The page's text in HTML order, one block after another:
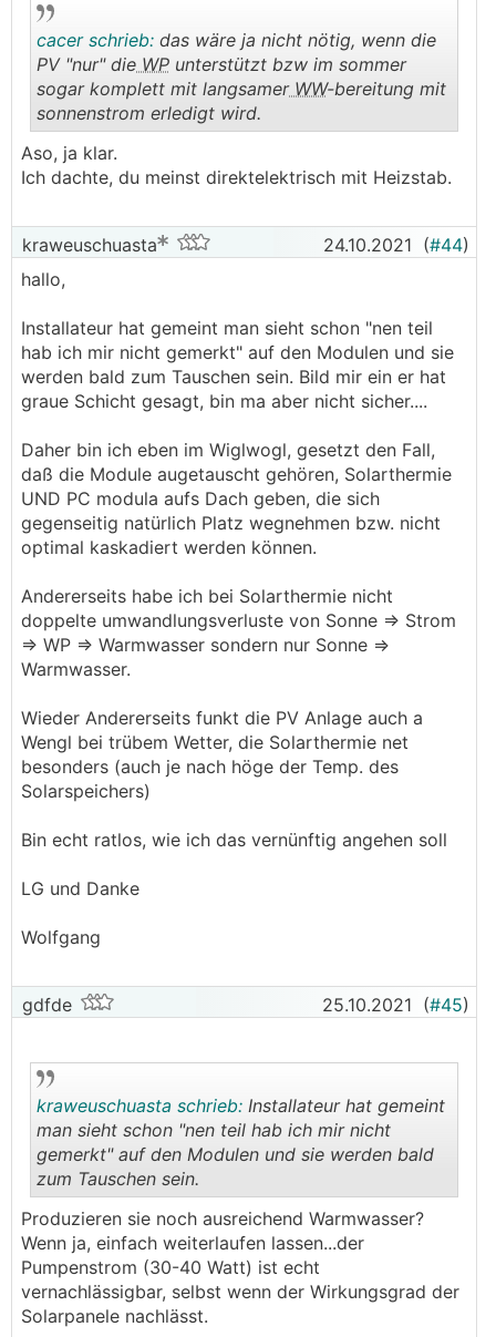
das Weib will zukünftig an Aufstellpool oder
Eingrabpool auch noch haben
Betonhochbeete sollen sich ausgehen
"normale" Bepflanzung muss auch noch möglich sein
(lt. Recherche kein Problem)
geplant ist das Ganze für 2022
Bin für Tips, Erfahrungen, ehrliche Meinungen etc.
dankbar.... und auch für Literaturtips....
Wolfgang
..
cacer schrieb: das wäre ja nicht nötig, wenn die
PV "nur" die WP unterstützt bzw im sommer
sogar komplett mit langsamerWW-bereitung mit
sonnenstrom erledigt wird.
Aso, ja klar.
Ich dachte, du meinst direktelektrisch mit Heizstab.
kraweuschuasta 24.10.2021 (#44)
hallo,
Installateur hat gemeint man sieht schon "nen teil
hab ich mir nicht gemerkt" auf den Modulen und sie
werden bald zum Tauschen sein. Bild mir ein er hat
graue Schicht gesagt, bin ma aber nicht sicher....
Daher bin ich eben im Wiglwogl, gesetzt den Fall,
daß die Module augetauscht gehören, Solarthermie
UND PC modula aufs Dach geben, die sich
gegenseitig natürlich Platz wegnehmen bzw. nicht
optimal kaskadiert werden können.
Andererseits habe ich bei Solarthermie nicht
doppelte umwandlungsverluste von Sonne => Strom
=> WP => Warmwasser sondern nur Sonne =>
Warmwasser.
Wieder Andererseits funkt die PV Anlage auch a
Wengl bei trübem Wetter, die Solarthermie net
besonders (auch je nach höge der Temp. des
Solarspeichers)
Bin echt ratlos, wie ich das vernünftig angehen soll
LG und Danke
Wolfgang
gdfde 25.10.2021 (#45)
..
kraweuschuasta schrieb: Installateur hat gemeint
man sieht schon "nen teil hab ich mir nicht
gemerkt" auf den Modulen und sie werden bald
zum Tauschen sein.
Produzieren sie noch ausreichend Warmwasser?
Wenn ja, einfach weiterlaufen lassen...der
Pumpenstrom (30-40 Watt) ist echt
vernachlässigbar, selbst wenn der Wirkungsgrad der
Solarpanele nachlässt.